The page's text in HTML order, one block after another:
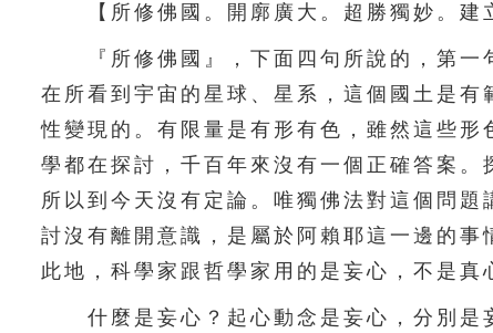
【所修佛國。開廓廣大。超勝獨妙。建
『所修佛國』，下面四句所說的，第一
在所看到宇宙的星球、星系，這個國土是
性變現的。有限量是有形有色，雖然這些
學都在探討，千百年來沒有一個正確答案
所以到今天沒有定論。唯獨佛法對這個問
討沒有離開意識，是屬於阿賴耶這一邊的
此地，科學家跟哲學家用的是妄心，不是
什麼是妄心？起心動念是妄心，分別是